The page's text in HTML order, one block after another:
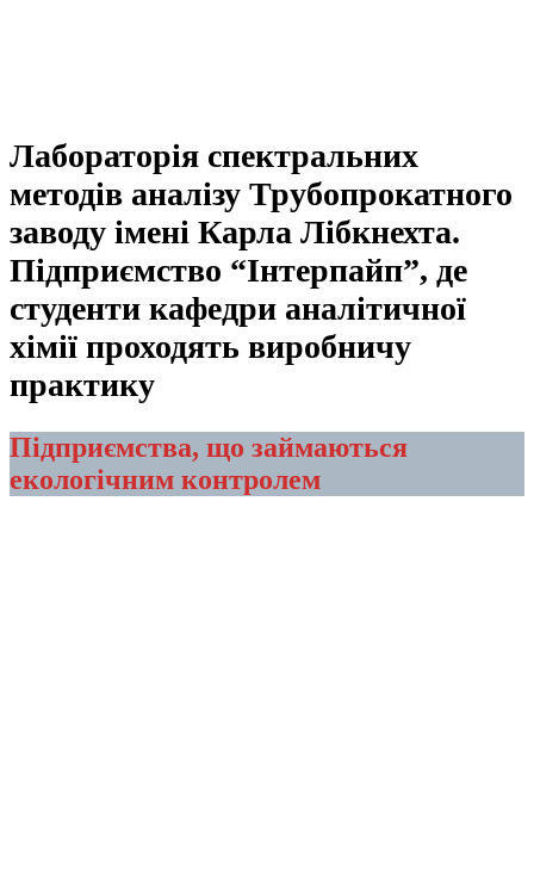
Лабораторія спектральних
методів аналізу Трубопрокатного
заводу імені Карла Лібкнехта.
Підприємство “Інтерпайп”, де
студенти кафедри аналітичної
хімії проходять виробничу
практику
Підприємства, що займаються
екологічним контролем